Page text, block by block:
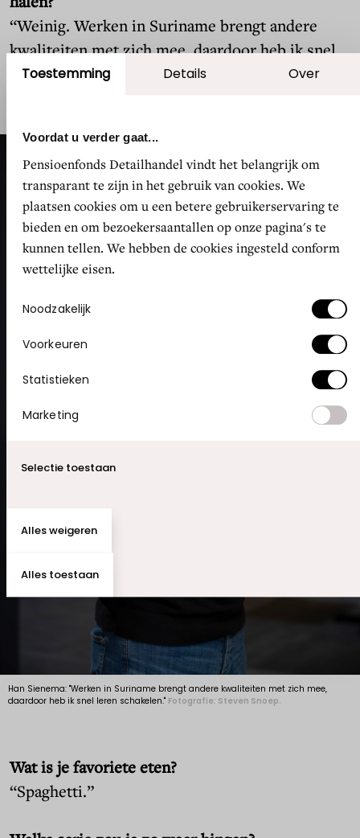
Toestemming Details Over
Voordat u verder gaat...
Pensioenfonds Detailhandel vindt het belangrijk om
transparant te zijn in het gebruik van cookies. We
plaatsen cookies om u een betere gebruikerservaring te
bieden en om bezoekersaantallen op onze pagina's te
kunnen tellen. We hebben de cookies ingesteld conform
wettelijke eisen.
Toestemmingsselectie
Noodzakelijk
Voorkeuren
Statistieken
Marketing
Alles toestaan
Selectie toestaan
Alles weigeren
“Weinig. Werken in Suriname brengt andere
kwaliteiten met zich mee, daardoor heb ik snel
leren schakelen.”
Han Sienema: "Werken in Suriname brengt andere kwaliteiten met zich mee,
daardoor heb ik snel leren schakelen." Fotografie: Steven Snoep.
Wat is je favoriete eten?
“Spaghetti.”